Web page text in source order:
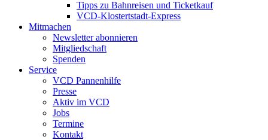
Tipps zu Bahnreisen und Ticketkauf
VCD-Klostertstadt-Express
Mitmachen
Newsletter abonnieren
Mitgliedschaft
Spenden
Service
VCD Pannenhilfe
Presse
Aktiv im VCD
Jobs
Termine
Kontakt